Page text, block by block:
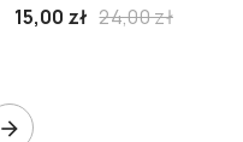
15,00 zł 24,00 zł
